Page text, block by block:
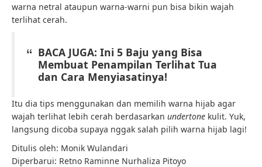
warna netral ataupun warna-warni pun bisa bikin wajah
terlihat cerah.
BACA JUGA: Ini 5 Baju yang Bisa
Membuat Penampilan Terlihat Tua
dan Cara Menyiasatinya!
Itu dia tips menggunakan dan memilih warna hijab agar
wajah terlihat lebih cerah berdasarkan undertone kulit. Yuk,
langsung dicoba supaya nggak salah pilih warna hijab lagi!
Ditulis oleh: Monik Wulandari
Diperbarui: Retno Raminne Nurhaliza Pitoyo